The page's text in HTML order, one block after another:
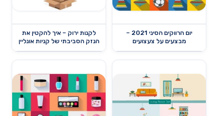
יום הרווקים הסיני 2021 –
מבצעים על צעצועים
לקנות ירוק – איך להקטין את
הנזק הסביבתי של קניות אונליין